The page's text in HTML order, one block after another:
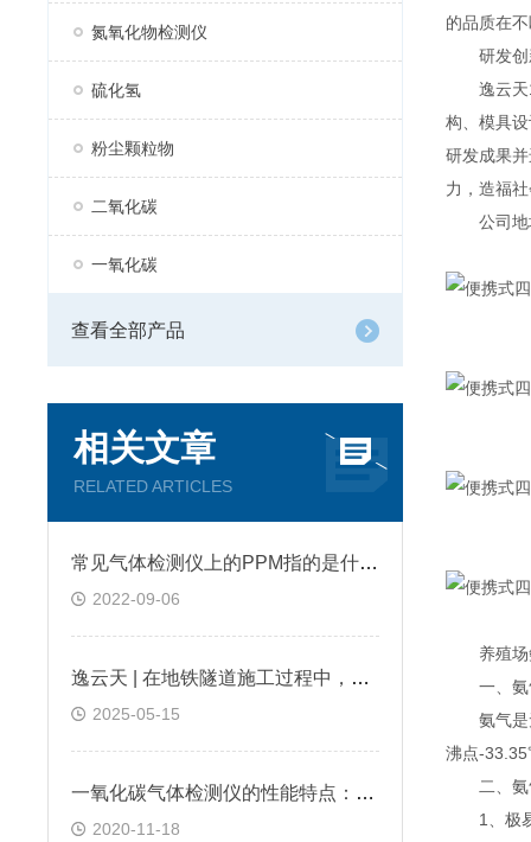
氮氧化物检测仪
硫化氢
粉尘颗粒物
二氧化碳
一氧化碳
查看全部产品
相关文章
RELATED ARTICLES
常见气体检测仪上的PPM指的是什么?
2022-09-06
逸云天 | 在地铁隧道施工过程中，便携式气体检测仪是如何预警缺氧环境的？
2025-05-15
一氧化碳气体检测仪的性能特点：逸云天分享
2020-11-18
的品质在
研发创
逸云天13
构、模具
研发成果
力，造福
公司地址
养殖场
一、氨
氨气是无
沸点-
二、氨
1、极易